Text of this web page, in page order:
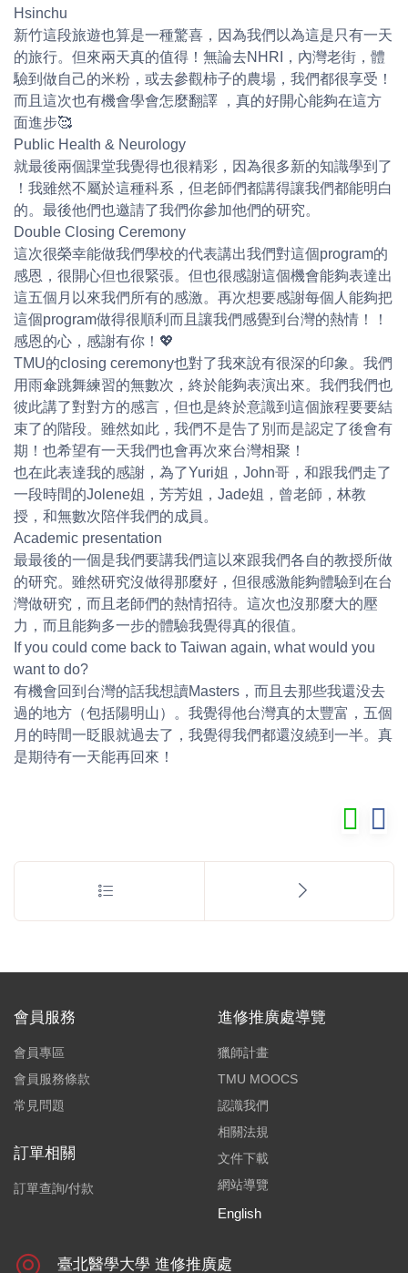
Hsinchu
新竹這段旅遊也算是一種驚喜，因為我們以為這是只有一天
的旅行。但來兩天真的值得！無論去NHRI，內灣老街，體
驗到做自己的米粉，或去參觀柿子的農場，我們都很享受！
而且這次也有機會學會怎麼翻譯 ，真的好開心能夠在這方
面進步🥰
Public Health & Neurology
就最後兩個課堂我覺得也很精彩，因為很多新的知識學到了
！我雖然不屬於這種科系，但老師們都講得讓我們都能明白
的。最後他們也邀請了我們你參加他們的研究。
Double Closing Ceremony
這次很榮幸能做我們學校的代表講出我們對這個program的
感恩，很開心但也很緊張。但也很感謝這個機會能夠表達出
這五個月以來我們所有的感激。再次想要感謝每個人能夠把
這個program做得很順利而且讓我們感覺到台灣的熱情！！
感恩的心，感謝有你！💖
TMU的closing ceremony也對了我來說有很深的印象。我們
用雨傘跳舞練習的無數次，終於能夠表演出來。我們我們也
彼此講了對對方的感言，但也是終於意識到這個旅程要要結
束了的階段。雖然如此，我們不是告了別而是認定了後會有
期！也希望有一天我們也會再次來台灣相聚！
也在此表達我的感謝，為了Yuri姐，John哥，和跟我們走了
一段時間的Jolene姐，芳芳姐，Jade姐，曾老師，林教
授，和無數次陪伴我們的成員。
Academic presentation
最最後的一個是我們要講我們這以來跟我們各自的教授所做
的研究。雖然研究沒做得那麼好，但很感激能夠體驗到在台
灣做研究，而且老師們的熱情招待。這次也沒那麼大的壓
力，而且能夠多一步的體驗我覺得真的很值。
If you could come back to Taiwan again, what would you
want to do?
有機會回到台灣的話我想讀Masters，而且去那些我還没去
過的地方（包括陽明山）。我覺得他台灣真的太豐富，五個
月的時間一眨眼就過去了，我覺得我們都還沒繞到一半。真
是期待有一天能再回來！
會員服務
會員專區
會員服務條款
常見問題
訂單相關
訂單查詢/付款
進修推廣處導覽
獵師計畫
TMU MOOCS
認識我們
相關法規
文件下載
網站導覽
English
臺北醫學大學 進修推廣處